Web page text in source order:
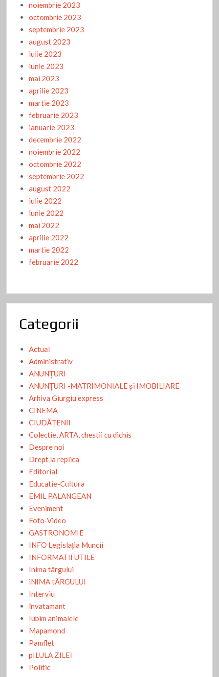
noiembrie 2023
octombrie 2023
septembrie 2023
august 2023
iulie 2023
iunie 2023
mai 2023
aprilie 2023
martie 2023
februarie 2023
ianuarie 2023
decembrie 2022
noiembrie 2022
octombrie 2022
septembrie 2022
august 2022
iulie 2022
iunie 2022
mai 2022
aprilie 2022
martie 2022
februarie 2022
Categorii
Actual
Administrativ
ANUNŢURI
ANUNŢURI -MATRIMONIALE şi IMOBILIARE
Arhiva Giurgiu express
CINEMA
CIUDĂŢENII
Colectie, ARTA, chestii cu dichis
Despre noi
Drept la replica
Editorial
Educatie-Cultura
EMIL PALANGEAN
Eveniment
Foto-Video
GASTRONOMIE
INFO Legislaţia Muncii
INFORMATII UTILE
Inima târgului
iNIMA tÂRGULUI
Interviu
învatamant
Iubim animalele
Mapamond
Pamflet
pILULA ZILEI
Politic